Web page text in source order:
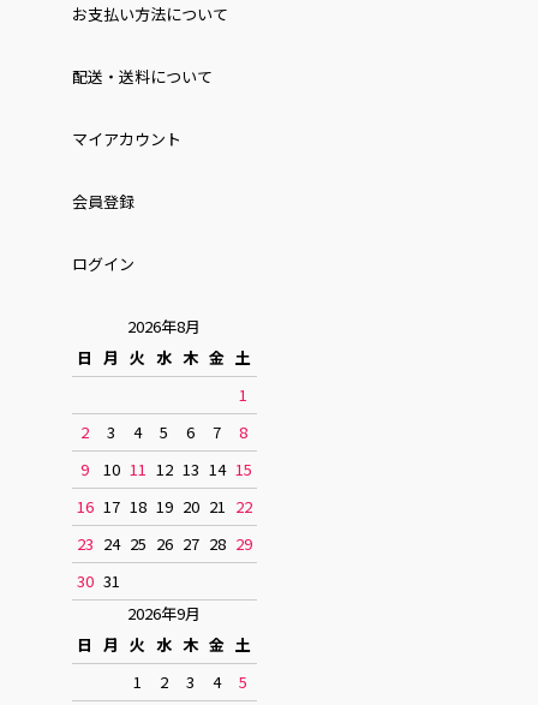
お⽀払い⽅法について
配送・送料について
マイアカウント
会員登録
ログイン
2026年8月
日
月 火 水 木 金 土
1
2
3 4 5 6 7
8
9
10 11 12 13 14 15
16 17 18 19 20 21
22
23 24 25 26 27 28 29
30 31
2026年9月
日
月 火 水 木 金 土
1
2 3 4 5